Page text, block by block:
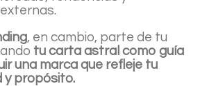
, en cambio, parte de tu
tu carta astral como guía
una marca que refleje tu
y propósito.